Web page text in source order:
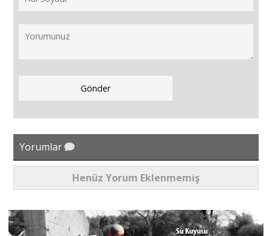
Yorumlar
Henüz Yorum Eklenmemiş